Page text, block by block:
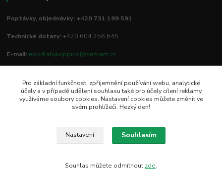
Poptávky, objednávky: +420 731 199 591
Technické dotazy:+420 604 256 645
E-mail: epodlahykoppino@seznam.cz
Prodejna/vzorkovna:
Studio Podlah
Mírové náměstí 16/15
Pro základní funkčnost, zpříjemnění používání webu, analytické
účely a v případě udělení souhlasu také pro účely cílení reklamy
využíváme soubory cookies. Nastavení cookies můžete změnit ve
svém prohlížeči. Hezký den!
Nastavení Souhlasím
Souhlas můžete odmítnout zde.